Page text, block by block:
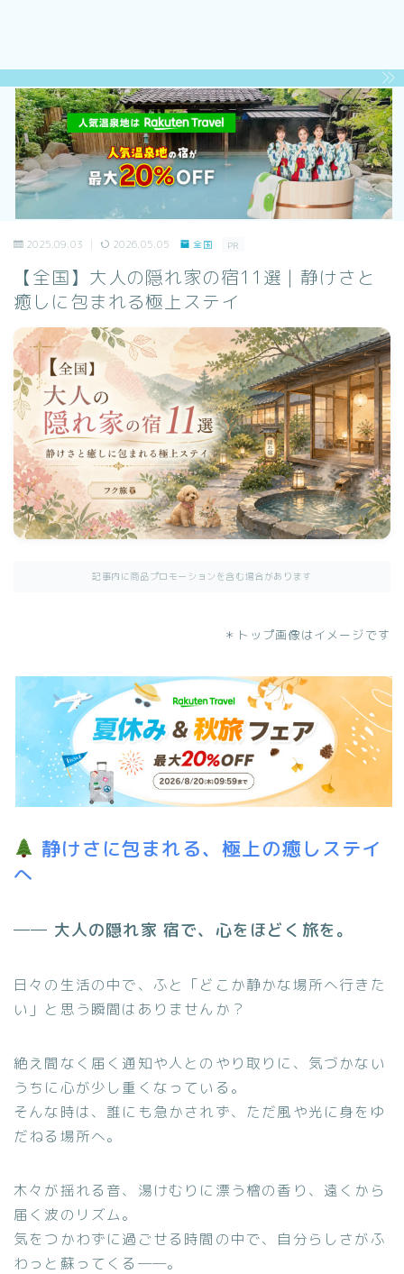
2025.09.03 2026.05.05 全国 PR
【全国】大人の隠れ家の宿11選｜静けさと
癒しに包まれる極上ステイ
記事内に商品プロモーションを含む場合があります
＊トップ画像はイメージです
静けさに包まれる、極上の癒しステイ
へ
── 大人の隠れ家 宿で、心をほどく旅を。
日々の生活の中で、ふと「どこか静かな場所へ行きた
い」と思う瞬間はありませんか？
絶え間なく届く通知や人とのやり取りに、気づかない
うちに心が少し重くなっている。
そんな時は、誰にも急かされず、ただ風や光に身をゆ
だねる場所へ。
木々が揺れる音、湯けむりに漂う檜の香り、遠くから
届く波のリズム。
気をつかわずに過ごせる時間の中で、自分らしさがふ
わっと蘇ってくる――。